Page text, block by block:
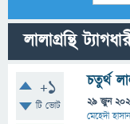
লালাগ্রন্থি
+1
টি ভোট
চতুর্থ
29 জুন
মেহেদী হাসান